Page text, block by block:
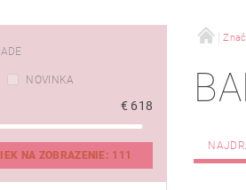
NOVINKA
€ 618
NA ZOBRAZENIE: 111